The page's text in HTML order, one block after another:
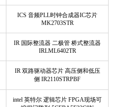
ICS 音频PLL时钟合成器IC芯片
MK2703STR
IR 国际整流器 二极管 桥式整流器
IRLML6402TR
IR 双路驱动器芯片 高压侧和低压
侧 IR2110STRPBF
intel 英特尔 逻辑芯片 FPGA现场可